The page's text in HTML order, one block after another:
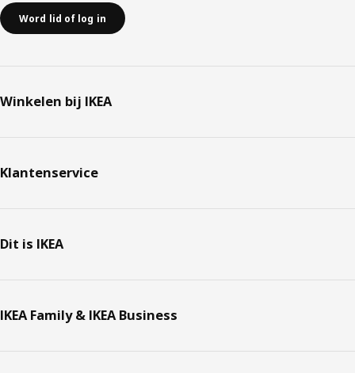
Word lid of log in
Winkelen bij IKEA
Klantenservice
Dit is IKEA
IKEA Family & IKEA Business